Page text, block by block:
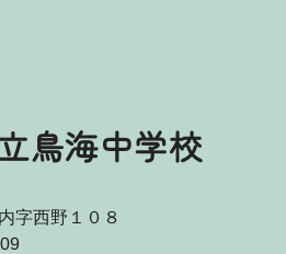
鳥海中学校
字西野１０８